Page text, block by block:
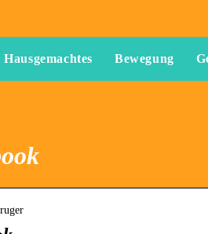
Hausgemachtes Bewegung